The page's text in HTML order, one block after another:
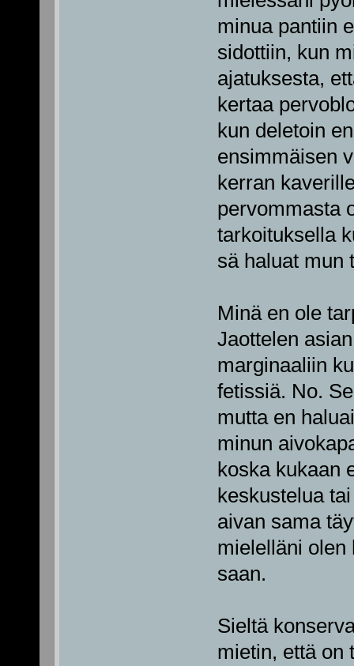
minua pantiin
sidottiin, kun
ajatuksesta,
kertaa
kun deletoin
ensimmäisen
kerran
pervommasta
tarkoituksella
sä haluat mun
Minä en ole
Jaottelen
marginaaliin
fetissiä. No.
mutta en
minun
koska kukaan
keskustelua
aivan sama
mielelläni olen
saan.
Sieltä
mietin, että on